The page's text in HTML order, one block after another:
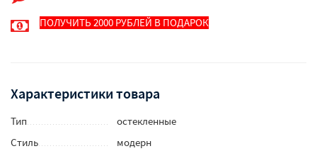
ПОЛУЧИТЬ 2000 РУБЛЕЙ В ПОДАРОК
Характеристики товара
Тип
остекленные
Стиль
модерн